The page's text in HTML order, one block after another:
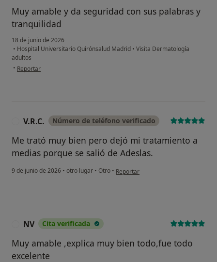
Muy amable y da seguridad con sus palabras y
tranquilidad
18 de junio de 2026
• Hospital Universitario Quirónsalud Madrid • Visita Dermatología
adultos
• en opinión del usuario Marcos
Reportar
V.R.C. Número de teléfono verificado
Me trató muy bien pero dejó mi tratamiento a
medias porque se salió de Adeslas.
9 de junio de 2026 • otro lugar • Otro • en opinión del usuario V.R.C.
Reportar
NV Cita verificada
Muy amable ,explica muy bien todo,fue todo
excelente
¿Alguna vez has usado una app
o chatbot de IA para hablar
sobre un tema emocional o
Sí, varias veces
Sí, una vez